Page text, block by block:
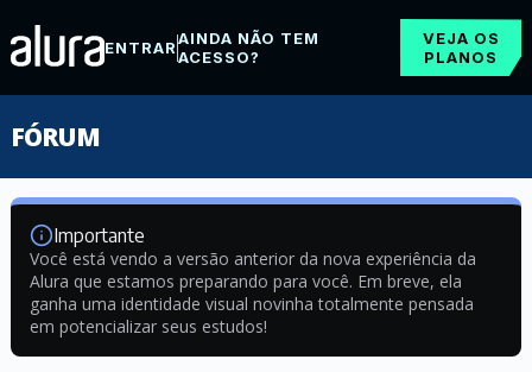
ENTRARAINDA NÃO TEM
ACESSO?
VEJA OS
PLANOS
FÓRUM
Importante
Você está vendo a versão anterior da nova experiência da
Alura que estamos preparando para você. Em breve, ela
ganha uma identidade visual novinha totalmente pensada
em potencializar seus estudos!